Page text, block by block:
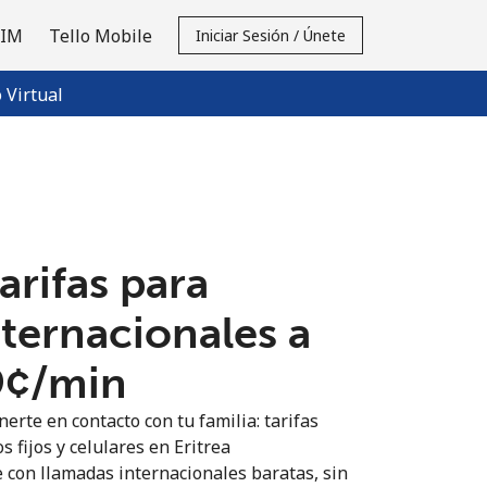
Virtual
Tello Mobile Iniciar Sesión / Únete
para
a
min
en contacto con tu familia: tarifas
fijos y celulares en Eritrea
con llamadas internacionales baratas, sin